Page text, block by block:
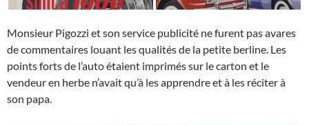
Monsieur Pigozzi et son service publicité ne furent pas avares
de commentaires louant les qualités de la petite berline. Les
points forts de l’auto étaient imprimés sur le carton et le
vendeur en herbe n’avait qu’à les apprendre et à les réciter à
son papa.